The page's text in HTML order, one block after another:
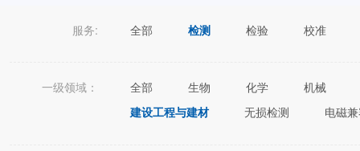
服务: 全部 检测 检验 校准
一级领域： 全部 生物 化学
机械
建设工程与建材
无损检测 电磁